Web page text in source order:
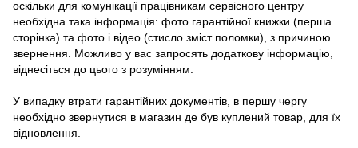
оскільки для комунікації працівникам сервісного центру
необхідна така інформація: фото гарантійної книжки (перша
сторінка) та фото і відео (стисло зміст поломки), з причиною
звернення. Можливо у вас запросять додаткову інформацію,
віднесіться до цього з розумінням.
У випадку втрати гарантійних документів, в першу чергу
необхідно звернутися в магазин де був куплений товар, для їх
відновлення.